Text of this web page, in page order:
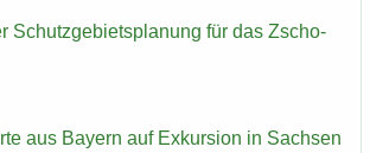
Schutz­ge­biets­pla­nung für das Zscho­
aus Bay­ern auf Ex­kur­si­on in Sach­sen